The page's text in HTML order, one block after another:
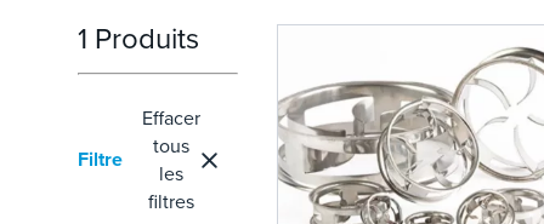
1 Produits
Filtre
Effacer
tous
les
filtres